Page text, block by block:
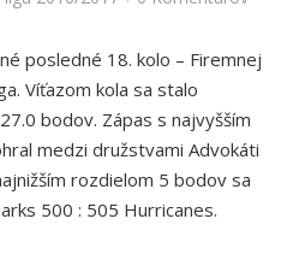
posledné 18. kolo – Firemnej
Víťazom kola sa stalo
bodov. Zápas s najvyšším
medzi družstvami Advokáti
rozdielom 5 bodov sa
500 : 505 Hurricanes.